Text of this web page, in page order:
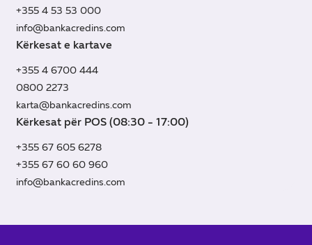
+355 4 53 53 000
info@bankacredins.com
Kërkesat e kartave
+355 4 6700 444
0800 2273
karta@bankacredins.com
Kërkesat për POS (08:30 - 17:00)
+355 67 605 6278
+355 67 60 60 960
info@bankacredins.com